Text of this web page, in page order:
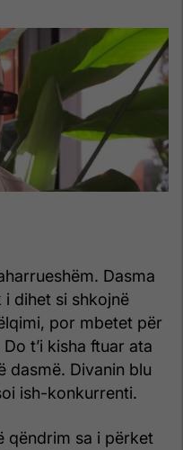
Dasma
i dihet si shkojnë
por mbetet për
t’i kisha ftuar ata
dasmë. Divanin blu
ish-konkurrenti.
qëndrim sa i përket